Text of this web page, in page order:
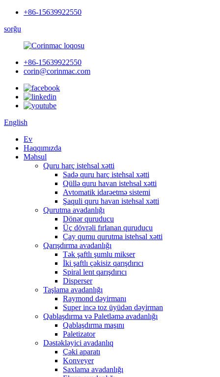
+86-15639922550
sorğu
+86-15639922550
corin@corinmac.com
English
Ev
Haqqımızda
Məhsul
Quru harç istehsal xətti
Sadə quru harç istehsal xətti
Qüllə quru havan istehsal xətti
Avtomatik idarəetmə sistemi
Şaquli quru havan istehsal xətti
Qurutma avadanlığı
Dönər quruducu
Üç dövrəli fırlanan quruducu
Çay qumu qurutma istehsal xətti
Qarışdırma avadanlığı
Tək şaftlı şumlu mikser
İki şaftlı çəkisiz qarışdırıcı
Spiral lent qarışdırıcı
Disperser
Taşlama avadanlığı
Raymond dəyirmanı
Super incə toz üyüdən dəyirman
Qablaşdırma və Paletləmə avadanlığı
Qablaşdırma maşını
Paletizator
Dəstəkləyici avadanlıq
Çəki aparatı
Konveyer
Saxlama avadanlığı